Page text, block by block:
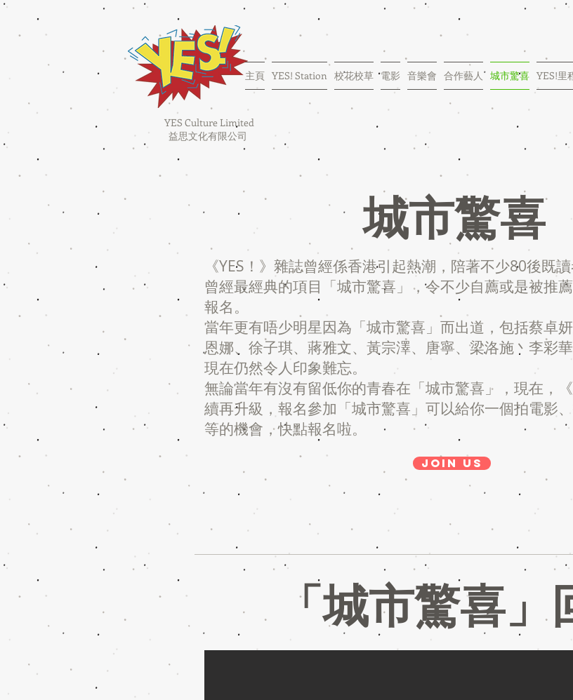
YES Culture Limited
益思文化有限公司
主頁 YES! Station 校花校草 電影 音樂會 合作藝人 城市驚喜 YES!里
城市驚喜
《YES！》雜誌曾經係香港引起熱潮，陪著不少80後既讀
曾經最經典的項目「城市驚喜」，令不少自薦或是被推薦
報名。
當年更有唔少明星因為「城市驚喜」而出道，包括蔡卓
恩娜、徐子琪、蔣雅文、黃宗澤、唐寧、梁洛施丶李彩
現在仍然令人印象難忘。
無論當年有沒有留低你的青春在「城市驚喜」，現在，
續再升級，報名參加「城市驚喜」可以給你一個拍電影
等的機會，快點報名啦。
JOIN US
「城市驚喜」